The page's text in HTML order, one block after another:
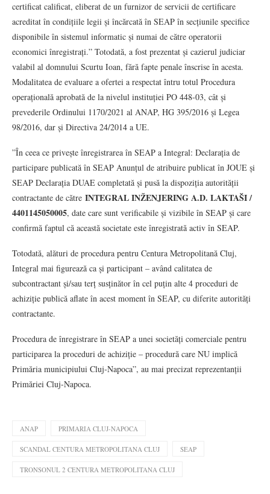
certificat calificat, eliberat de un furnizor de servicii de certificare
acreditat în condițiile legii și încărcată în SEAP în secțiunile specifice
disponibile în sistemul informatic și numai de către operatorii
economici înregistrați.” Totodată, a fost prezentat și cazierul judiciar
valabil al domnului Scurtu Ioan, fără fapte penale înscrise în acesta.
Modalitatea de evaluare a ofertei a respectat întru totul Procedura
operațională aprobată de la nivelul instituției PO 448‑03, cât și
prevederile Ordinului 1170/2021 al ANAP, HG 395/2016 și Legea
98/2016, dar și Directiva 24/2014 a UE.
”În ceea ce privește înregistrarea în SEAP a Integral: Declarația de
participare publicată în SEAP Anunțul de atribuire publicat în JOUE și
SEAP Declarația DUAE completată și pusă la dispoziția autorității
contractante de către INTEGRAL INŽENJERING A.D. LAKTAŠI /
4401145050005, date care sunt verificabile și vizibile în SEAP și care
confirmă faptul că această societate este înregistrată activ în SEAP.
Totodată, alături de procedura pentru Centura Metropolitană Cluj,
Integral mai figurează ca și participant – având calitatea de
subcontractant și/sau terț susținător în cel puțin alte 4 proceduri de
achiziție publică aflate în acest moment în SEAP, cu diferite autorități
contractante.
Procedura de înregistrare în SEAP a unei societăți comerciale pentru
participarea la proceduri de achiziție – procedură care NU implică
Primăria municipiului Cluj‑Napoca”, au mai precizat reprezentanții
Primăriei Cluj-Napoca.
ANAP PRIMARIA CLUJ-NAPOCA
SCANDAL CENTURA METROPOLITANA CLUJ SEAP
TRONSONUL 2 CENTURA METROPOLITANA CLUJ